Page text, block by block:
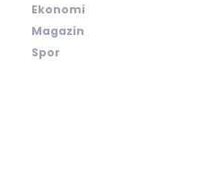
Ekonomi
Magazin
Spor